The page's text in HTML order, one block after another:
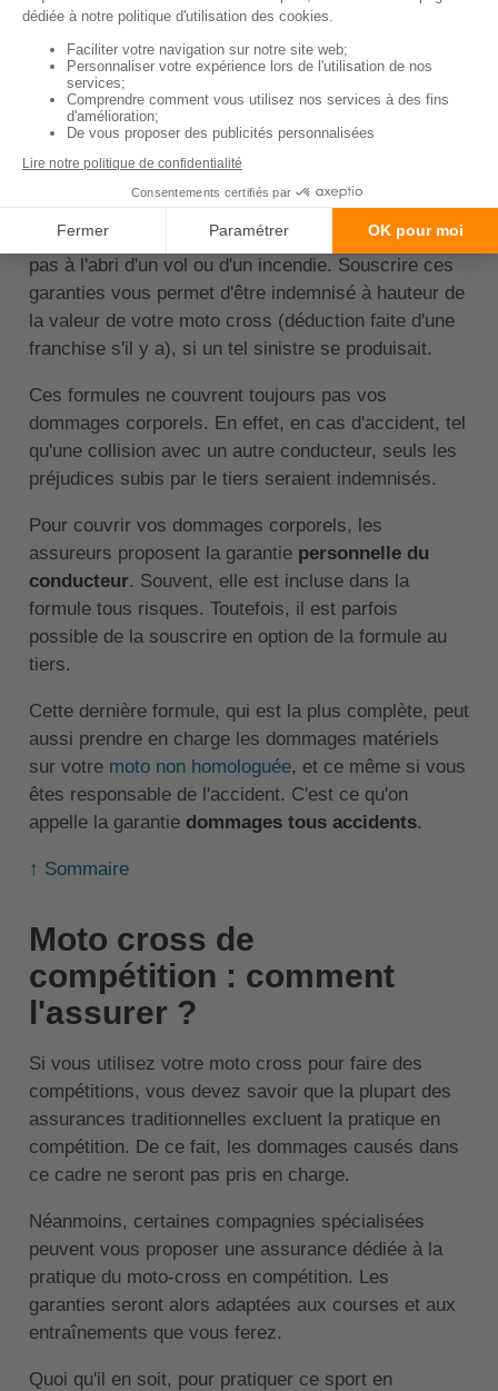
souscrire une formule au tiers.
Pour être davantage couvert, notamment contre les
risques devol
si votre moto a une valeur élevée,
vous pouvez privilégier une formule au tiers
intermédiaire. Elle comprend cette garantie et peut
aussi prévoir la garantieincendie
Même si vous gardez votre deux-roues dans un
garage fermé lorsque vous ne l'utilisez pas, elle n'est
pas à l'abri d'un vol ou d'un incendie. Souscrire ces
garanties vous permet d'être indemnisé à hauteur de
la valeur de votre moto cross (déduction faite d'une
franchise s'il y a), si un tel sinistre se produisait.
Ces formules ne couvrent toujours pas vos
dommages corporels. En effet, en cas d'accident, tel
qu'une collision avec un autre conducteur, seuls les
préjudices subis par le tiers seraient indemnisés.
Pour couvrir vos dommages corporels, les
assureurs proposent la garantie personnelle du
conducteur. Souvent, elle est incluse dans la
formule tous risques. Toutefois, il est parfois
possible de la souscrire en option de la formule au
tiers.
Cette dernière formule, qui est la plus complète, peut
aussi prendre en charge les dommages matériels
sur votre moto non homologuée, et ce même si vous
êtes responsable de l'accident. C'est ce qu'on
appelle la garantie dommages tous accidents.
↑ Sommaire
Moto cross de
compétition : comment
l'assurer ?
Si vous utilisez votre moto cross pour faire des
compétitions, vous devez savoir que la plupart des
assurances traditionnelles excluent la pratique en
compétition. De ce fait, les dommages causés dans
ce cadre ne seront pas pris en charge.
Néanmoins, certaines compagnies spécialisées
peuvent vous proposer une assurance dédiée à la
pratique du moto-cross en compétition. Les
garanties seront alors adaptées aux courses et aux
entraînements que vous ferez.
Quoi qu'il en soit, pour pratiquer ce sport en